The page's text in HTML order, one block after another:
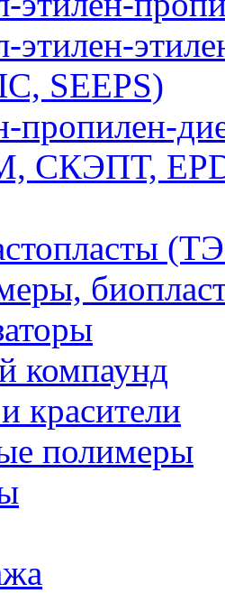
этилен-
SEEPS)
пропилен-
СКЭПТ,
компаунд
красители
полимеры